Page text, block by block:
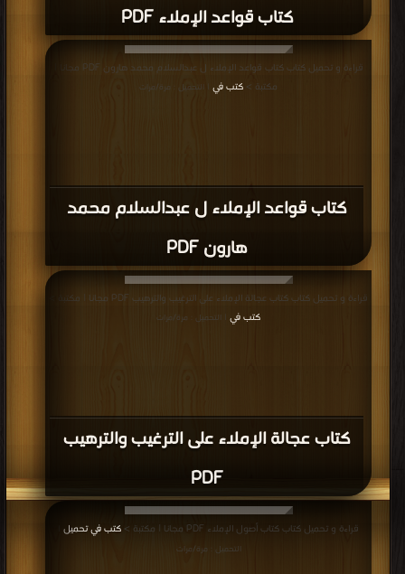
كتاب قواعد الإملاء PDF
كتاب قواعد الإملاء ل عبدالسلام محمد
هارون PDF
قراءة و تحميل كتاب كتاب قواعد الإملاء ل عبدالسلام محمد هارون PDF مجانا |
مكتبة > كتب في | التحميل : مرة/مرات
كتاب عجالة الإملاء على الترغيب والترهيب
PDF
قراءة و تحميل كتاب كتاب عجالة الإملاء على الترغيب والترهيب PDF مجانا | مكتبة >
كتب في
| التحميل : مرة/مرات
قراءة و تحميل كتاب كتاب أصول الإملاء PDF مجانا | مكتبة > كتب في تحميل
التحميل : مرة/مرات